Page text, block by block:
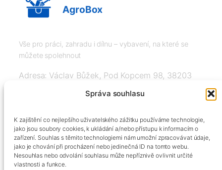
Správa souhlasu
K zajištění co nejlepšího uživatelského zážitku používáme technologie,
jako jsou soubory cookies, k ukládání a/nebo přístupu k informacím o
zařízení. Souhlas s těmito technologiemi nám umožní zpracovávat údaje,
jako je chování při procházení nebo jedinečná ID na tomto webu.
Nesouhlas nebo odvolání souhlasu může nepříznivě ovlivnit určité
vlastnosti a funkce.
AgroBox
Vše pro práci, zahradu i dílnu – vybavení, na které se
můžete spolehnout
Adresa: Václav Bůžek, Pod Kopcem 98, 38203
+420606334248, info@agrobox.cz